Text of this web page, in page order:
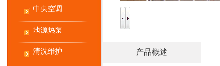
中央空调
地源热泵
清洗维护 产品概述